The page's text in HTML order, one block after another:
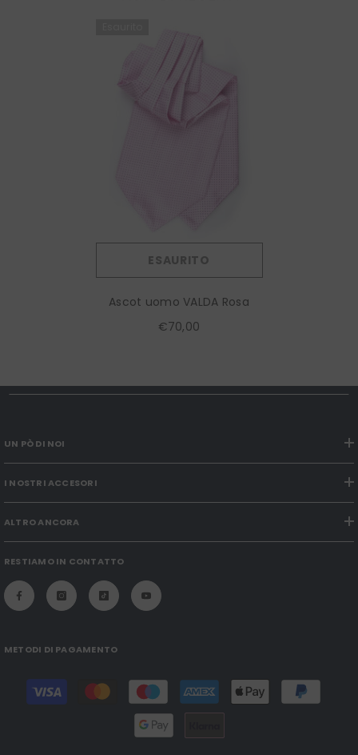
ESAURITO
Ascot uomo VALDA Rosa
€70,00
UN PÒ DI NOI
I NOSTRI ACCESORI
ALTRO ANCORA
RESTIAMO IN CONTATTO
METODI DI PAGAMENTO
Modalità
pagamento